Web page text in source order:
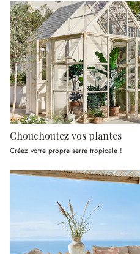
Chouchoutez vos plantes
Créez votre propre serre tropicale !